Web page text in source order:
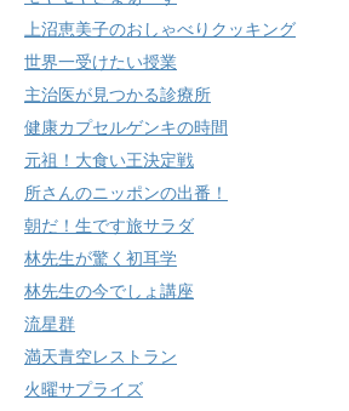
上沼恵美子のおしゃべりクッキング
世界一受けたい授業
主治医が見つかる診療所
健康カプセルゲンキの時間
元祖！大食い王決定戦
所さんのニッポンの出番！
朝だ！生です旅サラダ
林先生が驚く初耳学
林先生の今でしょ講座
流星群
満天青空レストラン
火曜サプライズ